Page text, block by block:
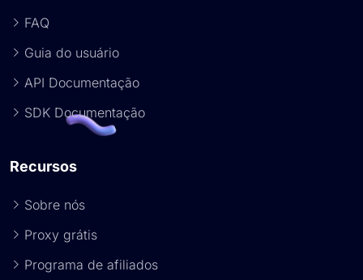
FAQ
Guia do usuário
API Documentação
SDK Documentação
Recursos
Sobre nós
Proxy grátis
Programa de afiliados